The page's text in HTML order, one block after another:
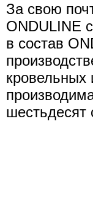
За свою
ONDULINE
в состав
кровельных
шестьдесят